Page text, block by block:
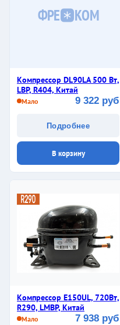
ФРЕ КОМ
Компрессор DL90LA 500 Вт,
LBP, R404, Китай
Мало 9 322 руб
Подробнее
В корзину
Компрессор E150UL, 720Вт,
R290, LMBP, Китай
Мало 7 938 руб